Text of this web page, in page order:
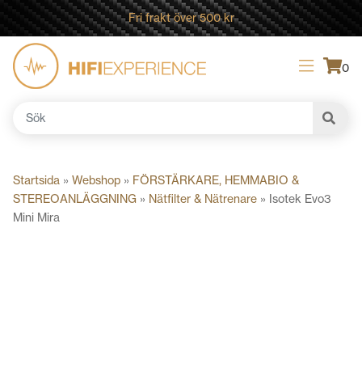
Fri frakt över 500 kr
0
Sök
Startsida » Webshop » FÖRSTÄRKARE, HEMMABIO &
STEREOANLÄGGNING » Nätfilter & Nätrenare » Isotek Evo3
Mini Mira